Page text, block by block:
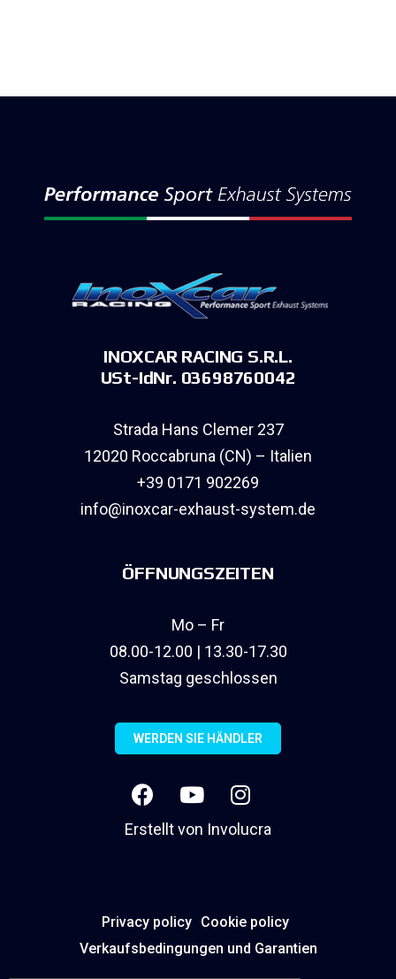
INOXCAR RACING S.R.L.
USt-IdNr. 03698760042
Strada Hans Clemer 237
12020 Roccabruna (CN) – Italien
+39 0171 902269
info@inoxcar-exhaust-system.de
ÖFFNUNGSZEITEN
Mo – Fr
08.00-12.00 | 13.30-17.30
Samstag geschlossen
WERDEN SIE HÄNDLER
Erstellt von Involucra
Privacy policy Cookie policy
Verkaufsbedingungen und Garantien